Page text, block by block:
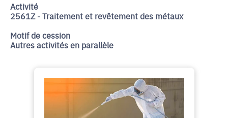
Activité
2561Z - Traitement et revêtement des métaux
Motif de cession
Autres activités en parallèle